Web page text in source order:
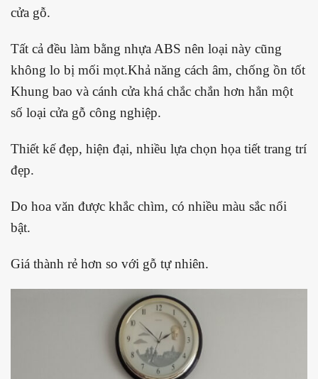
cửa gỗ.
Tất cả đều làm bằng nhựa ABS nên loại này cũng
không lo bị mối mọt.Khả năng cách âm, chống ồn tốt
Khung bao và cánh cửa khá chắc chắn hơn hẳn một
số loại cửa gỗ công nghiệp.
Thiết kế đẹp, hiện đại, nhiều lựa chọn họa tiết trang trí
đẹp.
Do hoa văn được khắc chìm, có nhiều màu sắc nổi
bật.
Giá thành rẻ hơn so với gỗ tự nhiên.